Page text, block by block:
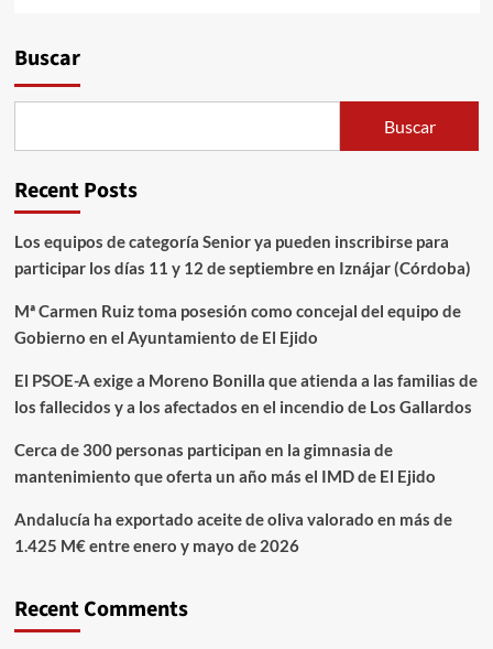
Buscar
Buscar
Recent Posts
Los equipos de categoría Senior ya pueden inscribirse para
participar los días 11 y 12 de septiembre en Iznájar (Córdoba)
Mª Carmen Ruiz toma posesión como concejal del equipo de
Gobierno en el Ayuntamiento de El Ejido
El PSOE-A exige a Moreno Bonilla que atienda a las familias de
los fallecidos y a los afectados en el incendio de Los Gallardos
Cerca de 300 personas participan en la gimnasia de
mantenimiento que oferta un año más el IMD de El Ejido
Andalucía ha exportado aceite de oliva valorado en más de
1.425 M€ entre enero y mayo de 2026
Recent Comments